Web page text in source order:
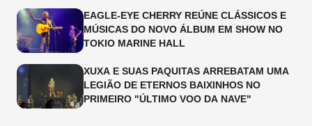
EAGLE-EYE CHERRY REÚNE CLÁSSICOS E
MÚSICAS DO NOVO ÁLBUM EM SHOW NO
TOKIO MARINE HALL
XUXA E SUAS PAQUITAS ARREBATAM UMA
LEGIÃO DE ETERNOS BAIXINHOS NO
PRIMEIRO "ÚLTIMO VOO DA NAVE"